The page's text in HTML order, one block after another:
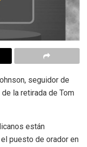
seguidor de
la retirada de Tom
están
puesto de orador en